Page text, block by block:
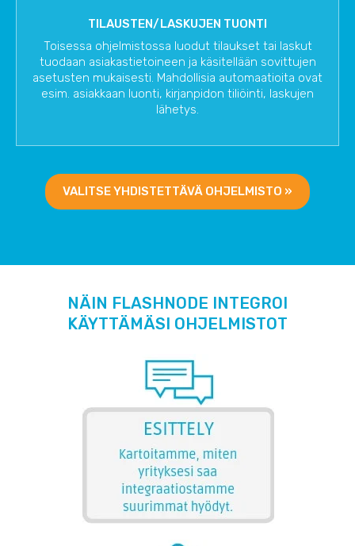
TILAUSTEN/LASKUJEN TUONTI
Toisessa ohjelmistossa luodut tilaukset tai laskut
tuodaan asiakastietoineen ja käsitellään sovittujen
asetusten mukaisesti. Mahdollisia automaatioita ovat
esim. asiakkaan luonti, kirjanpidon tiliöinti, laskujen
lähetys.
VALITSE YHDISTETTÄVÄ OHJELMISTO »
NÄIN FLASHNODE INTEGROI
KÄYTTÄMÄSI OHJELMISTOT